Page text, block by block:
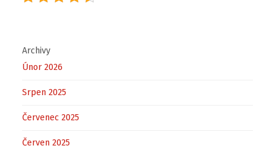
Archivy
Únor 2026
Srpen 2025
Červenec 2025
Červen 2025